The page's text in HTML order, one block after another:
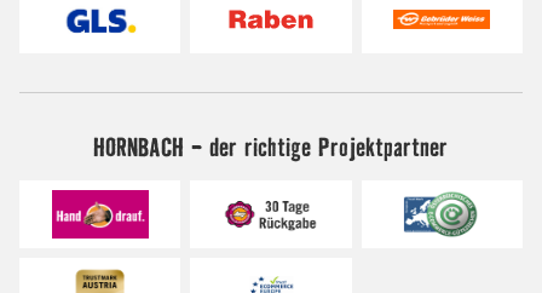
HORNBACH - der richtige Projektpartner